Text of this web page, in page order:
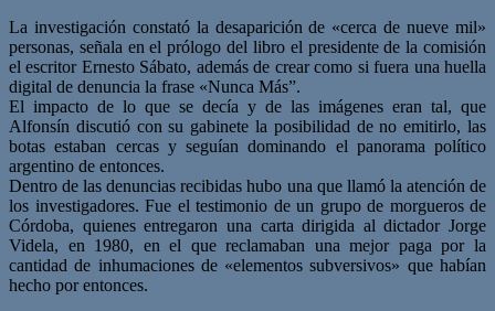
La investigación constató la desaparición de «cerca de nueve mil»
personas, señala en el prólogo del libro el presidente de la comisión
el escritor Ernesto Sábato, además de crear como si fuera una huella
digital de denuncia la frase «Nunca Más”.
El impacto de lo que se decía y de las imágenes eran tal, que
Alfonsín discutió con su gabinete la posibilidad de no emitirlo, las
botas estaban cercas y seguían dominando el panorama político
argentino de entonces.
Dentro de las denuncias recibidas hubo una que llamó la atención de
los investigadores. Fue el testimonio de un grupo de morgueros de
Córdoba, quienes entregaron una carta dirigida al dictador Jorge
Videla, en 1980, en el que reclamaban una mejor paga por la
cantidad de inhumaciones de «elementos subversivos» que habían
hecho por entonces.